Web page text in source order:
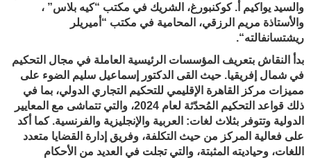
والسيد يواكيم أ. كوكنبورغ، الشريك في مكتب “كيه بلاس” ،
والأستاذة مريم الرزقي، المحامية في مكتب “أميريلر
ريشتسانفالته“
.
بدأ النقاش بتعريف المؤسسات الرئيسية العاملة في مجال التحكيم
في شمال إفريقيا. حيث القى الدكتور إسماعيل سليم الضوء على
مميزات مركز القاهرة الإقليمي للتحكيم التجاري الدولي، بما في
ذلك قواعد التحكيم المُحدّثة لعام 2024، والتي تتماشى مع المعايير
الدولية وتتوفر بثلاث لغات: العربية والإنجليزية والفرنسية. كما أكد
على فعالية المركز من حيث التكلفة، وفريق إدارة القضايا متعدد
اللغات، وحياديته المثبتة، والتي تجلت في العديد من الأحكام